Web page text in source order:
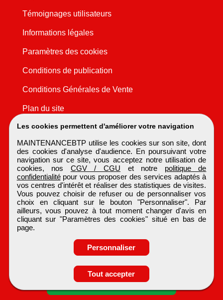
Obtenir ses
coordonnées
Les cookies permettent d'améliorer votre navigation
MAINTENANCEBTP utilise les cookies sur son site, dont
des cookies d'analyse d'audience. En poursuivant votre
navigation sur ce site, vous acceptez notre utilisation de
cookies, nos CGV / CGU et notre politique de
confidentialitépour vous proposer des services adaptés à
vos centres d'intérêt et réaliser des statistiques de visites.
Vous pouvez choisir de refuser ou de personnaliser vos
choix en cliquant sur le bouton "Personnaliser". Par
ailleurs, vous pouvez à tout moment changer d'avis en
cliquant sur "Paramètres des cookies" situé en bas de
page.
Personnaliser
Tout accepter
Témoignages utilisateurs
Informations légales
Paramètres des cookies
Conditions de publication
Conditions Générales de Vente
Plan du site
MAINTENANCEBTP
Tous droits réservés © 1999 - 2026